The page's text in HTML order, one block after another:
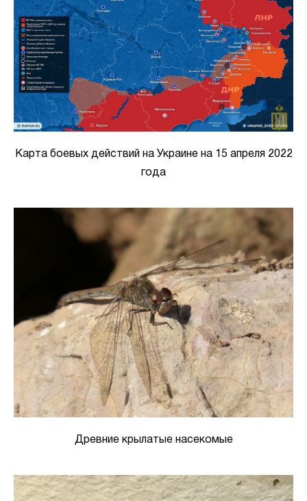
Карта боевых действий на Украине на 15 апреля 2022
года
Древние крылатые насекомые